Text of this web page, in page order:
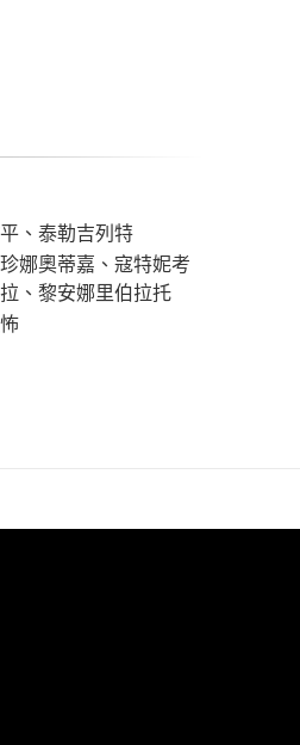
、泰勒吉列特
娜奧蒂嘉、寇特妮考
、黎安娜里伯拉托